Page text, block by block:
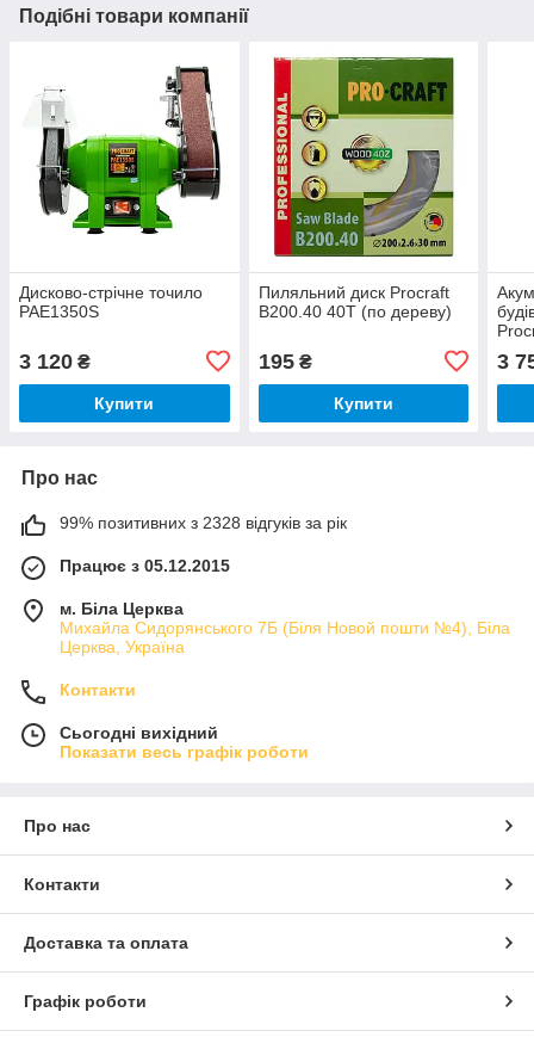
Подібні товари компанії
Дисково-стрічне точило
PAE1350S
3 120 ₴
Купити
Пиляльний диск Procraft
B200.40 40T (по дереву)
195₴
Купити
3
Про нас
99% позитивних з 2328 відгуків за рік
Працює з 05.12.2015
м. Біла Церква
Михайла Сидорянського 7Б (Біля Новой пошти №4), Біла
Церква, Україна
Контакти
Сьогодні вихідний
Показати весь графік роботи
Про нас
Контакти
Доставка та оплата
Графік роботи